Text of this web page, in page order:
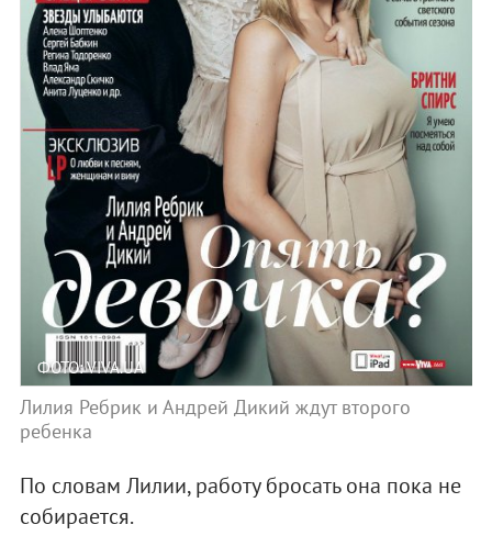
ФОТО: VIVA.UA
Лилия Ребрик и Андрей Дикий ждут второго
ребенка
По словам Лилии, работу бросать она пока не
собирается.